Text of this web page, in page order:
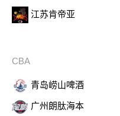
江苏肯帝亚
CBA
青岛崂山啤酒
广州朗肽海本